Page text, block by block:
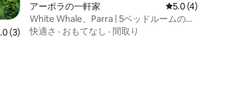
ュー3件、5つ星中5.0つ星の平均評価
(3)
アーポラの一軒家 レビュー4件、5つ
5.0 (4)
White Whale、Parra | 5ベッドルームのプ
ールヴィラ、ジム、ガゼボ付き
快適さ · おもてなし · 間取り